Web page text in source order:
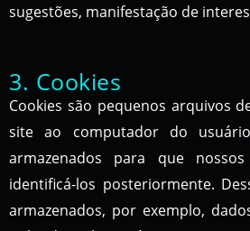
sugestões, manifestação de
3. Cookies
Cookies são pequenos arquivos
site ao computador do
armazenados para que
identificá-los posteriormente.
armazenados, por exemplo,